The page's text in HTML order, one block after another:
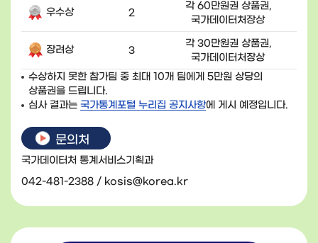
우수상 2
각 60만원권 상품권,
국가데이터처장상
장려상 3
각 30만원권 상품권,
국가데이터처장상
수상하지 못한 참가팀 중 최대 10개 팀에게 5만원 상당의
상품권을 드립니다.
심사 결과는 국가통계포털 누리집 공지사항에 게시 예정입니다.
문의처
국가데이터처 통계서비스기획과
042-481-2388 / kosis@korea.kr